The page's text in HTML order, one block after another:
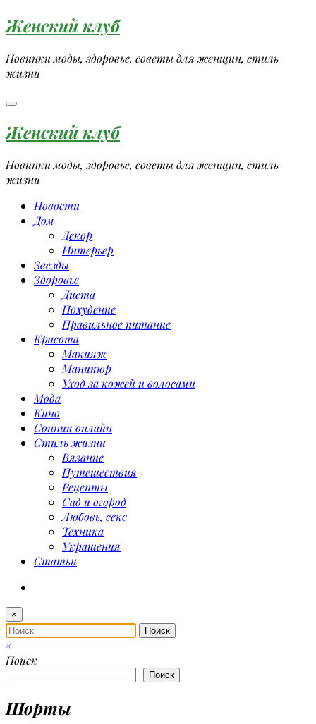
Перейти
к
содержимому
Женский клуб
Новинки моды, здоровье, советы для женщин, стиль
жизни
Женский клуб
Новинки моды, здоровье, советы для женщин, стиль
жизни
Новости
Дом
Декор
Интерьер
Звезды
Здоровье
Диета
Похудение
Правильное питание
Красота
Макияж
Маникюр
Уход за кожей и волосами
Мода
Кино
Сонник онлайн
Стиль жизни
Вязание
Путешествия
Рецепты
Сад и огород
Любовь, секс
Техника
Украшения
Статьи
×
×
Поиск
Поиск
Шорты